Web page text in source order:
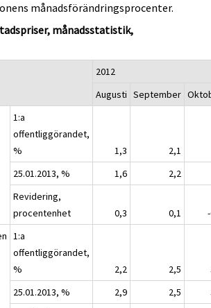
månadsförändringsprocenter.
månadsstatistik,
2012
Augusti September
1:a
offentliggörandet,
%
1,3 2,1
25.01.2013, %
1,6 2,2
Revidering,
procentenhet
0,3 0,1
1:a
offentliggörandet,
%
2,2 2,5
25.01.2013, %
2,9 2,5